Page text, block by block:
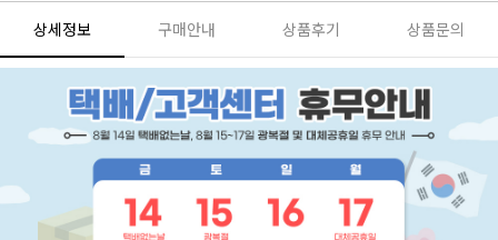
상세정보 구매안내 상품후기 상품문의